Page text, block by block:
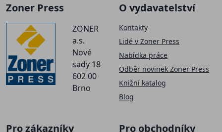
Zoner Press
ZONER
a.s.
Nové
sady 18
602 00
Brno
O vydavatelství
Kontakty
Lidé v Zoner Press
Nabídka práce
Odběr novinek Zoner Press
Knižní katalog
Blog
Pro zákazníky Pro obchodníky